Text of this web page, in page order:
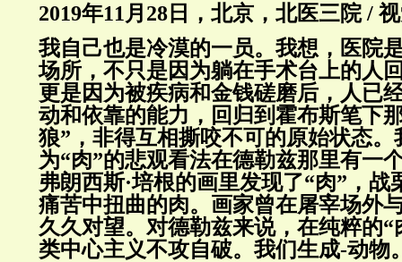
2019年11月28日，北京，北医三院 /
我自己也是冷漠的一员。我想，医院
场所，不只是因为躺在手术台上的人
更是因为被疾病和金钱磋磨后，人已
动和依靠的能力，回归到霍布斯笔下
狼”，非得互相撕咬不可的原始状态。
为“肉”的悲观看法在德勒兹那里有一
弗朗西斯·培根的画里发现了“肉”，战
痛苦中扭曲的肉。画家曾在屠宰场外
久久对望。对德勒兹来说，在纯粹的“
类中心主义不攻自破。我们生成-动物